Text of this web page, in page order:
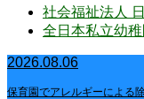
社会福祉法人
全日本私立幼
2026.08.06
保育園でアレルギーによる